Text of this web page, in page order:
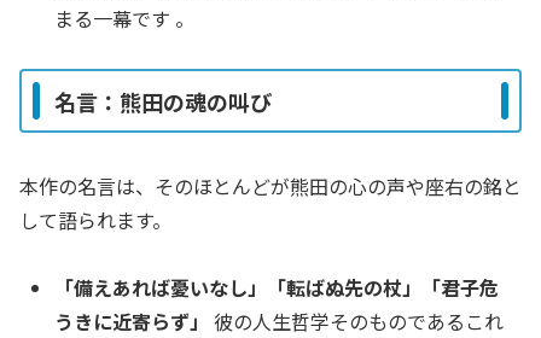
まる一幕です 。
名言：熊田の魂の叫び
本作の名言は、そのほとんどが熊田の心の声や座右の銘と
して語られます。
「備えあれば憂いなし」「転ばぬ先の杖」「君子危
うきに近寄らず」 彼の人生哲学そのものであるこれ